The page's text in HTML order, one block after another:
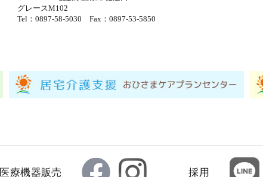
グレースM102
Tel：0897-58-5030 Fax：0897-53-5850
医療機器販売 採用